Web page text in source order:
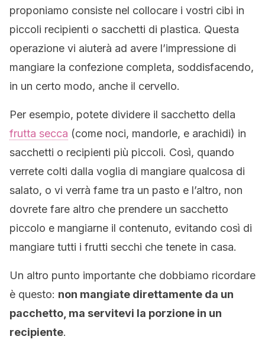
proponiamo consiste nel collocare i vostri cibi in
piccoli recipienti o sacchetti di plastica. Questa
operazione vi aiuterà ad avere l’impressione di
mangiare la confezione completa, soddisfacendo,
in un certo modo, anche il cervello.
Per esempio, potete dividere il sacchetto della
frutta secca (come noci, mandorle, e arachidi) in
sacchetti o recipienti più piccoli. Così, quando
verrete colti dalla voglia di mangiare qualcosa di
salato, o vi verrà fame tra un pasto e l’altro, non
dovrete fare altro che prendere un sacchetto
piccolo e mangiarne il contenuto, evitando così di
mangiare tutti i frutti secchi che tenete in casa.
Un altro punto importante che dobbiamo ricordare
è questo: non mangiate direttamente da un
pacchetto, ma servitevi la porzione in un
recipiente.